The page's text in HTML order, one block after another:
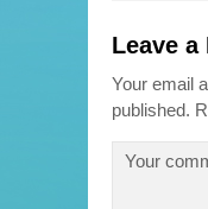
Leave a
Your email
published.